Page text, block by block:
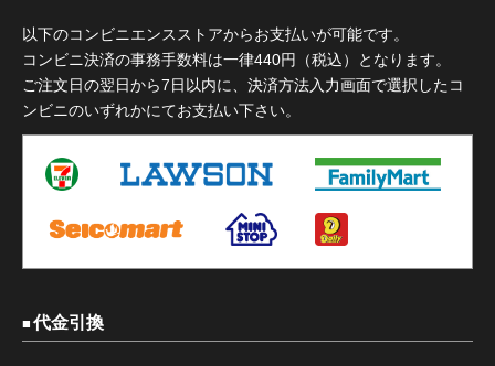
以下のコンビニエンスストアからお支払いが可能です。
コンビニ決済の事務手数料は一律440円（税込）となります。
ご注文日の翌日から7日以内に、決済方法入力画面で選択したコ
ンビニのいずれかにてお支払い下さい。
代金引換